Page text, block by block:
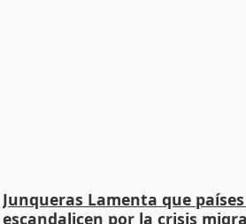
Junqueras Lamenta que
escandalicen por la crisis